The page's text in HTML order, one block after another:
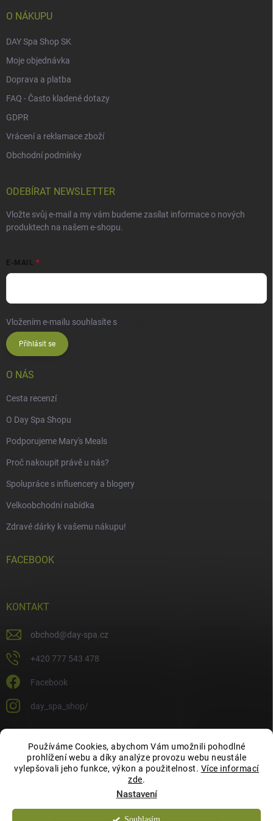
Používáme Cookies, abychom Vám umožnili pohodlné
prohlížení webu a díky analýze provozu webu neustále
vylepšovali jeho funkce, výkon a použitelnost. Více informací
zde.
Nastavení
O NÁKUPU
DAY Spa Shop SK
Moje objednávka
Doprava a platba
FAQ - Často kladené dotazy
GDPR
Vrácení a reklamace zboží
Obchodní podmínky
ODEBÍRAT NEWSLETTER
Vložte svůj e-mail a my vám budeme zasílat informace o nových
produktech na našem e-shopu.
E-MAIL
Vložením e-mailu souhlasíte s
Přihlásit se
O NÁS
Cesta recenzí
O Day Spa Shopu
Podporujeme Mary's Meals
Proč nakoupit právě u nás?
Spolupráce s influencery a blogery
Velkoobchodní nabídka
Zdravé dárky k vašemu nákupu!
FACEBOOK
KONTAKT
obchod@day-spa.cz
+420 777 543 478
Facebook
day_spa_shop/
OCHRANA OSOBNÍCH ÚDAJŮ